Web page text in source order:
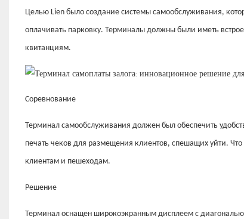
Целью Lien было создание системы самообслуживания,
оплачивать парковку. Терминалы должны были иметь
квитанциям.
Соревнование
Терминал самообслуживания должен был обеспечить
печать чеков для размещения клиентов, спешащих уйти.
клиентам и пешеходам.
Решение
Терминал оснащен широкоэкранным дисплеем с